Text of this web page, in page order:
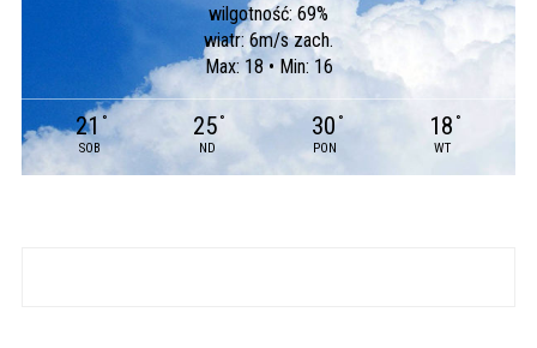
wilgotność: 69%
wiatr: 6m/s zach.
Max: 18 • Min: 16
21 °
SOB
25 °
ND
30 °
PON
18 °
WT